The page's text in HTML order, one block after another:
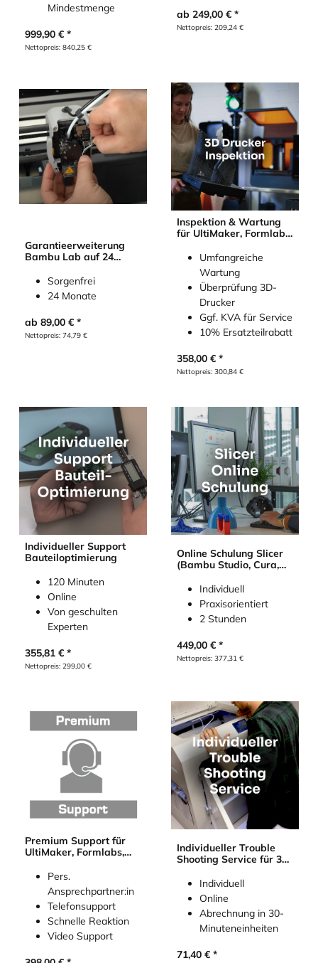
Mindestmenge
999,90 €
Nettopreis: 840,25 €
ab 249,00€
Nettopreis: 209,24€
Garantieerweiterung
Bambu Lab auf 24
Sorgenfrei
24 Monate
ab 89,00 €
Nettopreis: 74,79 €
Inspektion & Wartung
für UltiMaker, Formlabs,
Lab
Umfangreiche
Wartung
Überprüfung 3D-
Drucker
Ggf. KVA für Service
10% Ersatzteilrabatt
358,00€
Nettopreis: 300,84€
Individueller Support
Bauteiloptimierung
120 Minuten
Online
Von geschulten
Experten
355,81 €
Nettopreis: 299,00 €
Online Schulung Slicer
(Bambu Studio, Cura,
OrcaSlicer)
Individuell
Praxisorientiert
2 Stunden
449,00€
Nettopreis: 377,31€
Premium Support für
UltiMaker, Formlabs,
Monate)
Pers.
Ansprechpartner:in
Telefonsupport
Schnelle Reaktion
Video Support
Individueller Trouble
Shooting Service für 3D
Lab, Prusa3D,
Ultimaker etc.)
Individuell
Online
Abrechnung in 30-
Minuteneinheiten
71,40€